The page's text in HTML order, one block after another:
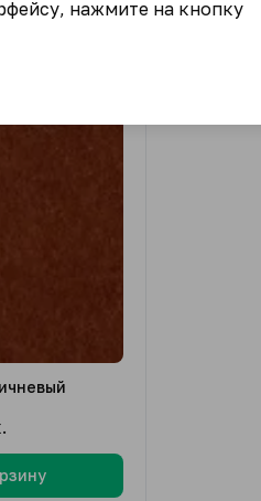
нажмите на кнопку